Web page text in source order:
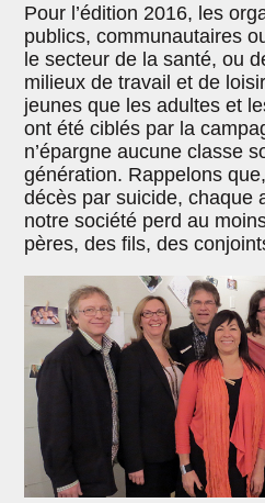
Pour l’édition 2016, les
publics, communautaires
le secteur de la santé, ou
milieux de travail et de
jeunes que les adultes et
ont été ciblés par la
n’épargne aucune classe
génération. Rappelons
décès par suicide, chaque
notre société perd au
pères, des fils, des